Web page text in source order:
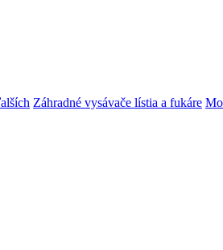
Záhradné vysávače lístia a fukáre